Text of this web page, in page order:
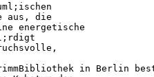
aus, die
energetische
in Berlin